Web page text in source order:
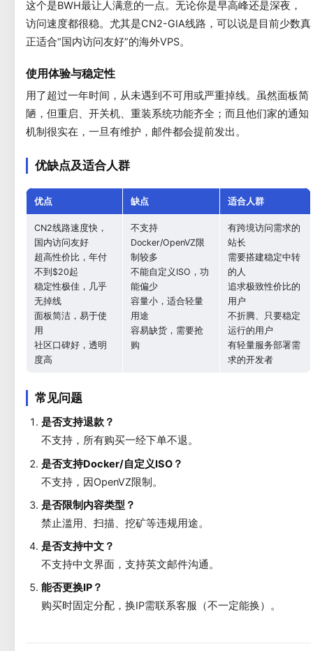
这个是BWH最让人满意的一点。无论你是早高峰还是深夜，
访问速度都很稳。尤其是CN2-GIA线路，可以说是目前少数真
正适合“国内访问友好”的海外VPS。
使用体验与稳定性
用了超过一年时间，从未遇到不可用或严重掉线。虽然面板简
陋，但重启、开关机、重装系统功能齐全；而且他们家的通知
机制很实在，一旦有维护，邮件都会提前发出。
优缺点及适合人群
优点 缺点 适合人群
CN2线路速度快，
国内访问友好
超高性价比，年付
不到$20起
稳定性极佳，几乎
无掉线
面板简洁，易于使
用
社区口碑好，透明
度高
不支持
Docker/OpenVZ限
制较多
不能自定义ISO，功
能偏少
容量小，适合轻量
用途
容易缺货，需要抢
购
有跨境访问需求的
站长
需要搭建稳定中转
的人
追求极致性价比的
用户
不折腾、只要稳定
运行的用户
有轻量服务部署需
求的开发者
常见问题
是否支持退款？
不支持，所有购买一经下单不退。
是否支持Docker/自定义ISO？
不支持，因OpenVZ限制。
是否限制内容类型？
禁止滥用、扫描、挖矿等违规用途。
是否支持中文？
不支持中文界面，支持英文邮件沟通。
能否更换IP？
购买时固定分配，换IP需联系客服（不一定能换）。